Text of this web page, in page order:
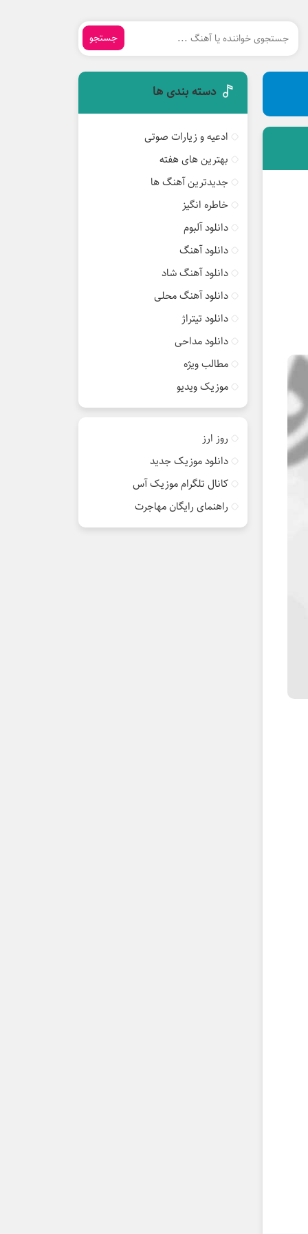
جستجو
دسته بندی ها
ادعیه و زیارات صوتی
بهترین های هفته
جدیدترین آهنگ ها
خاطره انگیز
دانلود آلبوم
دانلود آهنگ
دانلود آهنگ شاد
دانلود آهنگ محلی
دانلود تیتراژ
دانلود مداحی
مطالب ویژه
موزیک ویدیو
روز ارز
دانلود موزیک جدید
کانال تلگرام موزیک آس
راهنمای رایگان مهاجرت